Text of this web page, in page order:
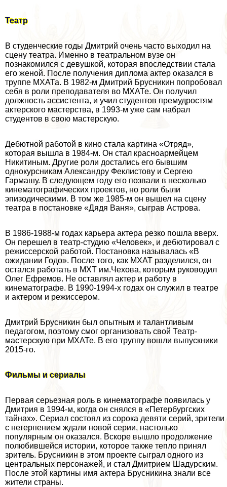
Театр
В студенческие годы Дмитрий очень часто выходил на
сцену театра. Именно в театральном вузе он
познакомился с дeвyшкой, которая впоследствии стала
его женой. После получения диплома актер оказался в
труппе МХАТа. В 1982-м Дмитрий Брусникин попробовал
себя в роли преподавателя во МХАТе. Он получил
должность ассистента, и учил студентов премудростям
актерского мастерства, в 1993-м уже сам набрал
студентов в свою мастерскую.
Дебютной работой в кино стала картина «Отряд»,
которая вышла в 1984-м. Он стал красноармейцем
Никитиным. Другие роли достались его бывшим
однокурсникам Александру Феклистову и Сергею
Гармашу. В следующем году его позвали в несколько
кинематографических проектов, но роли были
эпизодическими. В том же 1985-м он вышел на сцену
театра в постановке «Дядя Ваня», сыграв Астрова.
В 1986-1988-м годах карьера актера резко пошла вверх.
Он перешел в театр-студию «Человек», и дебютировал с
режиссерской работой. Постановка называлась «В
ожидании Годо». После того, как МХАТ разделился, он
остался работать в МХТ им.Чехова, которым руководил
Олег Ефремов. Не оставлял актер и работу в
кинематографе. В 1990-1994-х годах он служил в театре
и актером и режиссером.
Дмитрий Брусникин был опытным и талантливым
педагогом, поэтому смог организовать свой Театр-
мастерскую при МХАТе. В его труппу вошли выпускники
2015-го.
Фильмы и сериалы
Первая серьезная роль в кинематографе появилась у
Дмитрия в 1994-м, когда он снялся в «Петербургских
тайнах». Сериал состоял из сорока девяти серий, зрители
с нетерпением ждали новой серии, настолько
популярным он оказался. Вскоре вышло продолжение
полюбившейся истории, которое также тепло принял
зритель. Брусникин в этом проекте сыграл одного из
центральных персонажей, и стал Дмитрием Шадурским.
После этой картины имя актера Брусникина знали все
жители страны.